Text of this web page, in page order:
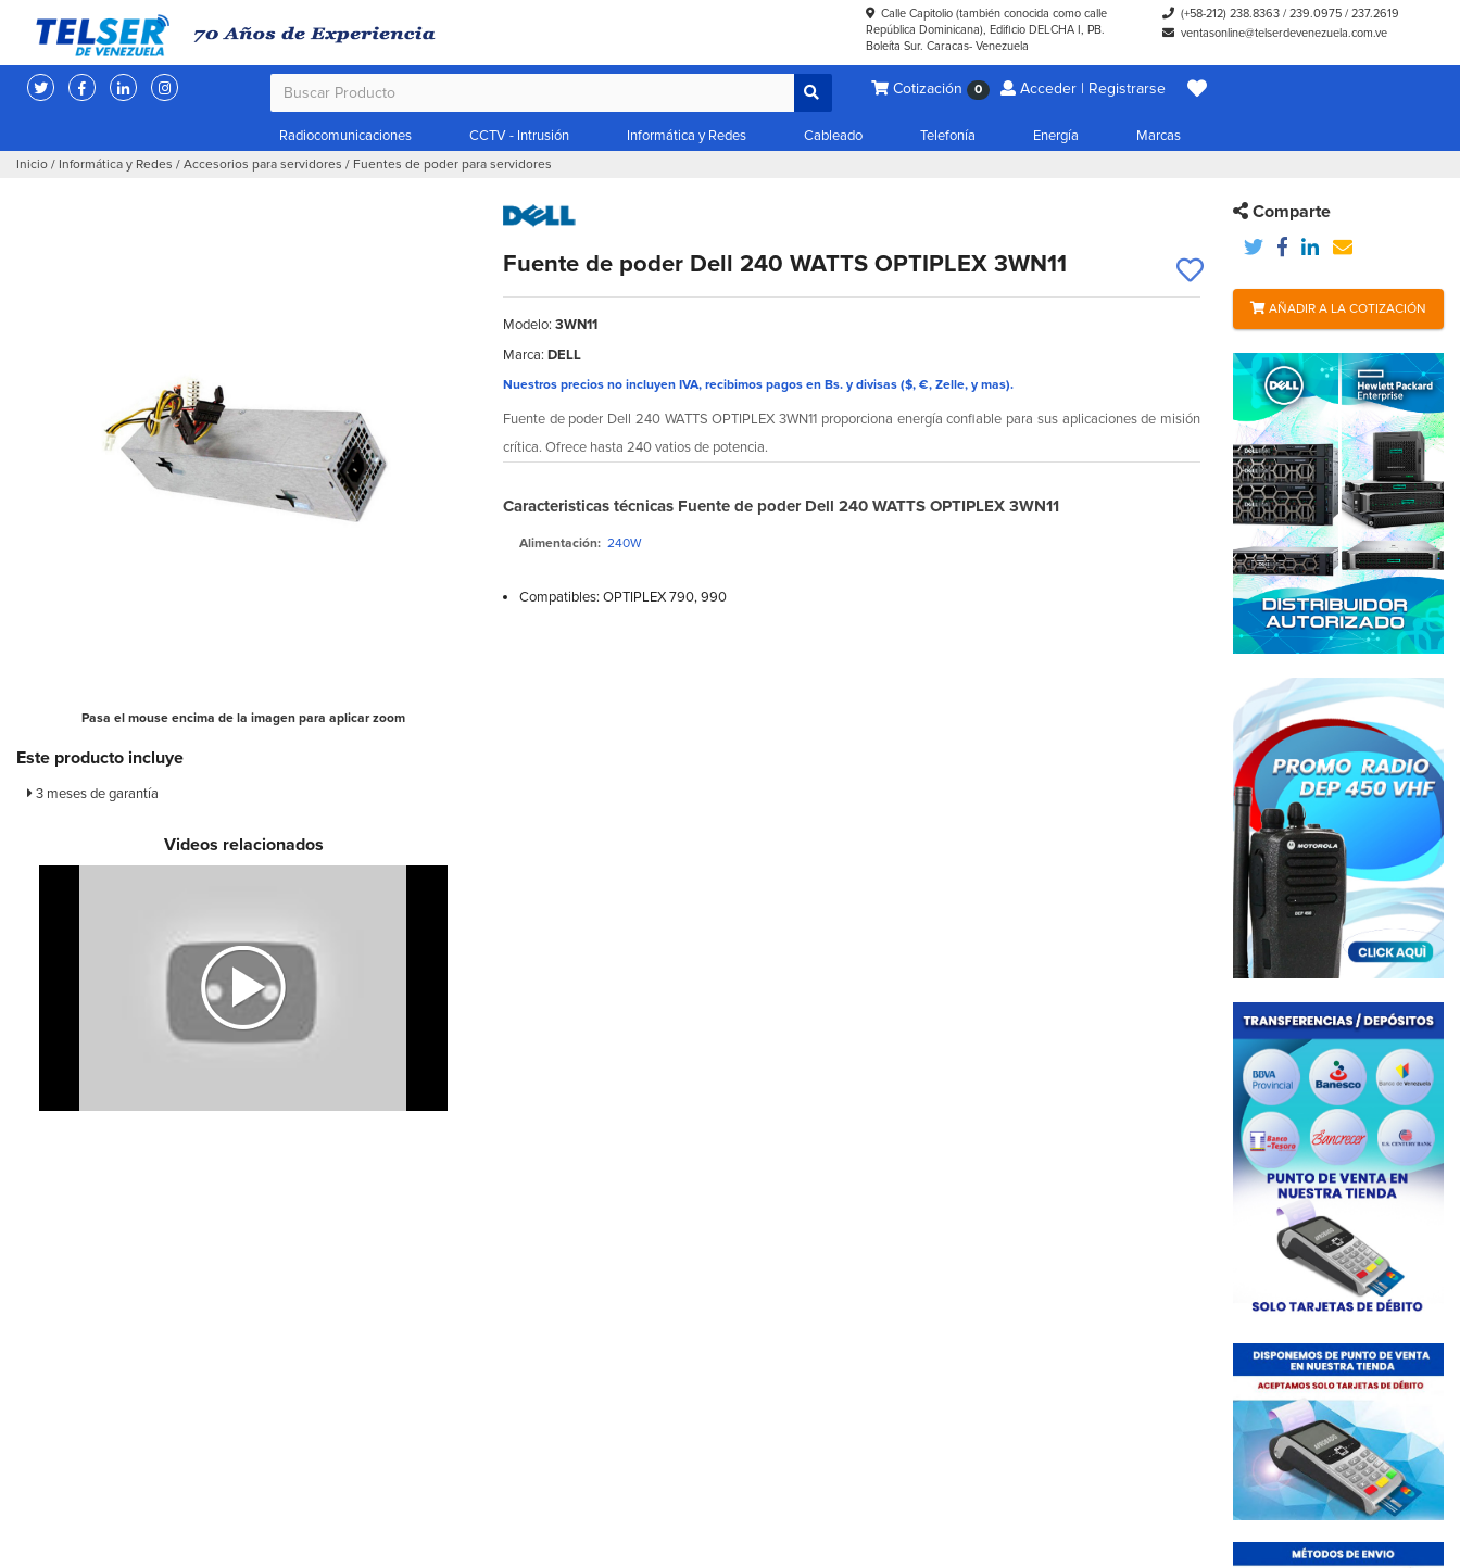
Calle Capitolio (también conocida como calle
República Dominicana), Edificio DELCHA I, PB.
Boleíta Sur. Caracas- Venezuela
(+58-212) 238.8363 /239.0975 /237.2619
ventasonline@telserdevenezuela.com.ve
Cotización 0 Acceder | Registrarse
Radiocomunicaciones CCTV - Intrusión Informática y Redes Cableado Telefonía Energía Marcas
Inicio / Informática y Redes / Accesorios para servidores / Fuentes de poder para servidores
Pasa el mouse encima de la imagen para aplicar zoom
Este producto incluye
3 meses de garantía
Videos relacionados
Fuente de poder Dell 240 WATTS OPTIPLEX 3WN11
Modelo: 3WN11
Marca: DELL
Nuestros precios no incluyen IVA, recibimos pagos en Bs. y divisas ($, €, Zelle, y mas).
Fuente de poder Dell 240 WATTS OPTIPLEX 3WN11 proporciona energía confiable para sus aplicaciones de misión
crítica. Ofrece hasta 240 vatios de potencia.
Caracteristicas técnicas Fuente de poder Dell 240 WATTS OPTIPLEX 3WN11
Alimentación: 240W
Compatibles: OPTIPLEX 790, 990
Comparte
AÑADIR A LA COTIZACIÓN